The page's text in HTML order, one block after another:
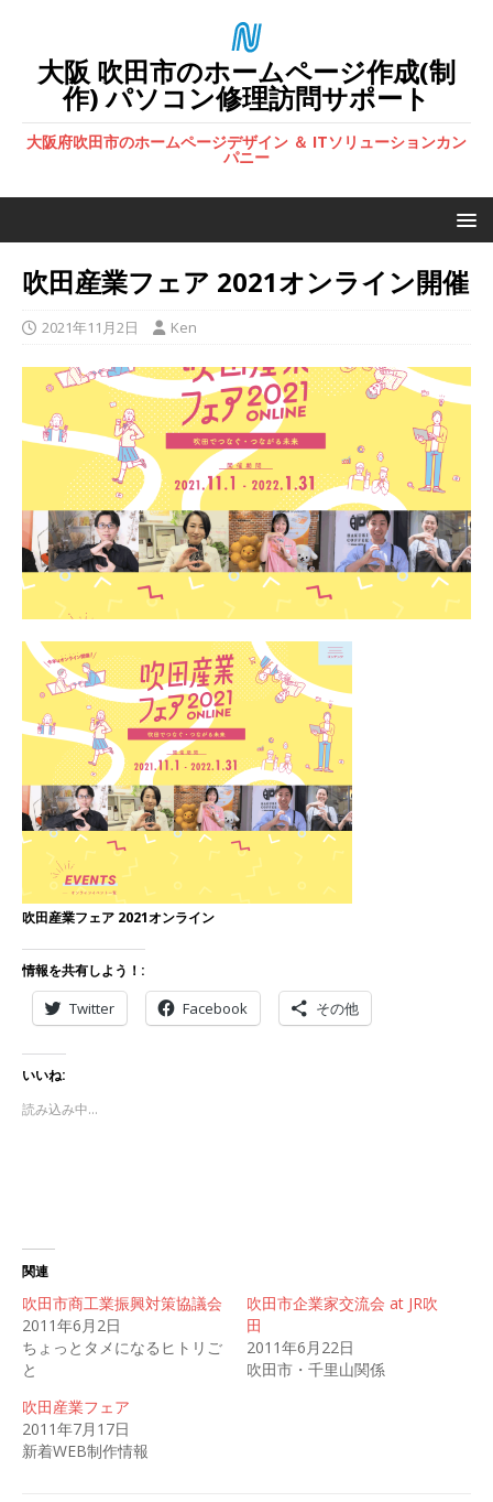
大阪 吹田市のホームページ作成(制
作) パソコン修理訪問サポート
大阪府吹田市のホームページデザイン ＆ ITソリューションカン
パニー
吹田産業フェア 2021オンライン開催
2021年11月2日 Ken
吹田産業フェア 2021オンライン
情報を共有しよう！:
Twitter Facebook その他
いいね:
読み込み中…
関連
吹田市商工業振興対策協議会
2011年6月2日
ちょっとタメになるヒトリご
と
吹田市企業家交流会 at JR吹
田
2011年6月22日
吹田市・千里山関係
吹田産業フェア
2011年7月17日
新着WEB制作情報